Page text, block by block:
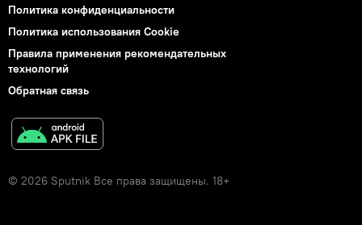
Политика конфиденциальности
Политика использования Cookie
Правила применения рекомендательных
технологий
Обратная связь
© 2026 Sputnik Все права защищены. 18+